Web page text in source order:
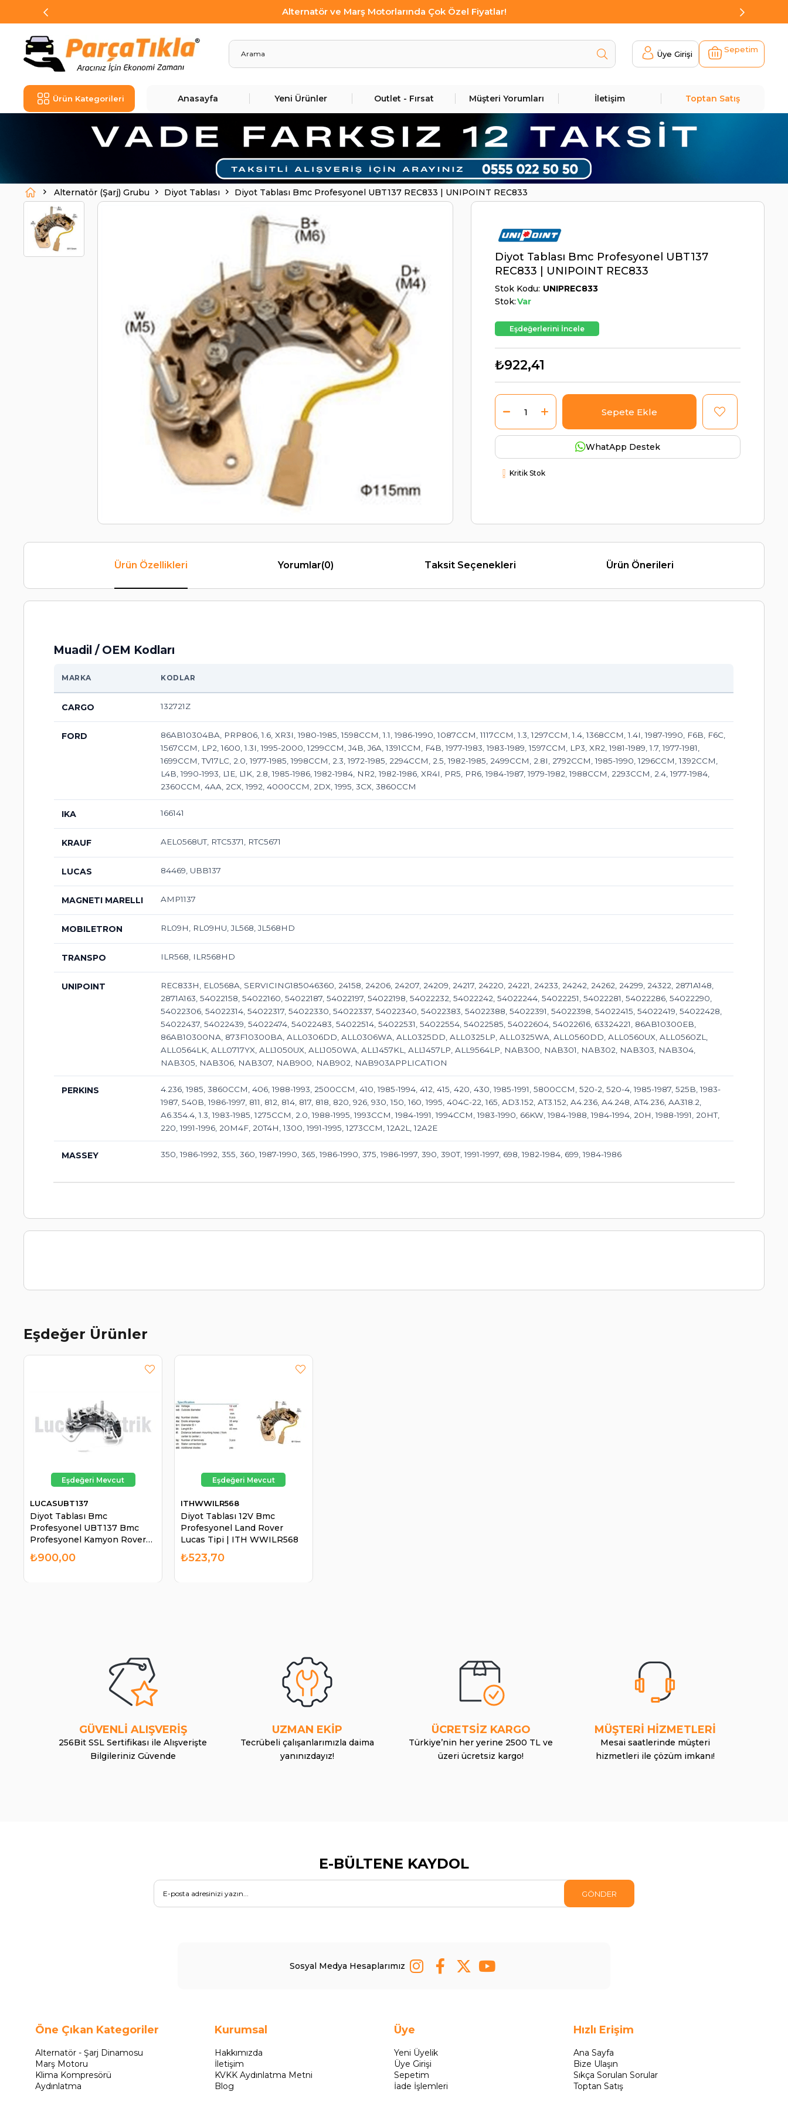
Alternatör ve Marş Motorlarında Çok Özel Fiyatlar!
Üye Girişi Sepetim
Ürün Kategorileri Anasayfa Yeni Ürünler Outlet - Fırsat Müşteri Yorumları İletişim Toptan Satış
Alternatör (Şarj) Grubu Diyot Tablası Diyot Tablası Bmc Profesyonel UBT137 REC833 | UNIPOINT REC833
Diyot Tablası Bmc Profesyonel UBT137
REC833 | UNIPOINT REC833
Stok Kodu UNIPREC833
Stok:Var
Eşdeğerlerini İncele
₺922,41
WhatApp Destek
Kritik Stok
Ürün Özellikleri Yorumlar(0) Taksit Seçenekleri Ürün Önerileri
Muadil / OEM Kodları
MARKA KODLAR
CARGO 132721Z
FORD
86AB10304BA, PRP806, 1.6, XR3I, 1980-1985, 1598CCM, 1.1, 1986-1990, 1087CCM, 1117CCM, 1.3, 1297CCM, 1.4, 1368CCM, 1.4I, 1987-1990, F6B, F6C,
1567CCM, LP2, 1600, 1.3I, 1995-2000, 1299CCM, J4B, J6A, 1391CCM, F4B, 1977-1983, 1983-1989, 1597CCM, LP3, XR2, 1981-1989, 1.7, 1977-1981,
1699CCM, TV17LC, 2.0, 1977-1985, 1998CCM, 2.3, 1972-1985, 2294CCM, 2.5, 1982-1985, 2499CCM, 2.8I, 2792CCM, 1985-1990, 1296CCM, 1392CCM,
L4B, 1990-1993, L1E, L1K, 2.8, 1985-1986, 1982-1984, NR2, 1982-1986, XR4I, PR5, PR6, 1984-1987, 1979-1982, 1988CCM, 2293CCM, 2.4, 1977-1984,
2360CCM, 4AA, 2CX, 1992, 4000CCM, 2DX, 1995, 3CX, 3860CCM
IKA 166141
KRAUF AEL0568UT, RTC5371, RTC5671
LUCAS 84469, UBB137
MAGNETI MARELLI AMP1137
MOBILETRON RL09H, RL09HU, JL568, JL568HD
TRANSPO ILR568, ILR568HD
UNIPOINT
REC833H, EL0568A, SERVICING185046360, 24158, 24206, 24207, 24209, 24217, 24220, 24221, 24233, 24242, 24262, 24299, 24322, 2871A148,
2871A163, 54022158, 54022160, 54022187, 54022197, 54022198, 54022232, 54022242, 54022244, 54022251, 54022281, 54022286, 54022290,
54022306, 54022314, 54022317, 54022330, 54022337, 54022340, 54022383, 54022388, 54022391, 54022398, 54022415, 54022419, 54022428,
54022437, 54022439, 54022474, 54022483, 54022514, 54022531, 54022554, 54022585, 54022604, 54022616, 63324221, 86AB10300EB,
86AB10300NA, 873F10300BA, ALL0306DD, ALL0306WA, ALL0325DD, ALL0325LP, ALL0325WA, ALL0560DD, ALL0560UX, ALL0560ZL,
ALL0564LK, ALL0717YX, ALL1050UX, ALL1050WA, ALL1457KL, ALL1457LP, ALL9564LP, NAB300, NAB301, NAB302, NAB303, NAB304,
NAB305, NAB306, NAB307, NAB900, NAB902, NAB903APPLICATION
PERKINS
4.236, 1985, 3860CCM, 406, 1988-1993, 2500CCM, 410, 1985-1994, 412, 415, 420, 430, 1985-1991, 5800CCM, 520-2, 520-4, 1985-1987, 525B, 1983-
1987, 540B, 1986-1997, 811, 812, 814, 817, 818, 820, 926, 930, 150, 160, 1995, 404C-22, 165, AD3.152, AT3.152, A4.236, A4.248, AT4.236, AA318.2,
A6.354.4, 1.3, 1983-1985, 1275CCM, 2.0, 1988-1995, 1993CCM, 1984-1991, 1994CCM, 1983-1990, 66KW, 1984-1988, 1984-1994, 20H, 1988-1991, 20HT,
220, 1991-1996, 20M4F, 20T4H, 1300, 1991-1995, 1273CCM, 12A2L, 12A2E
MASSEY 350, 1986-1992, 355, 360, 1987-1990, 365, 1986-1990, 375, 1986-1997, 390, 390T, 1991-1997, 698, 1982-1984, 699, 1984-1986
Eşdeğer Ürünler
Diyot Tablası Bmc
Profesyonel UBT137 Bmc
Profesyonel Kamyon Rover
Rower | LUCAS UBT137
LUCASUBT137
₺900,00
Diyot Tablası 12V Bmc
Profesyonel Land Rover
Lucas Tipi | ITH WWILR568
ITHWWILR568
₺523,70
GÜVENLİ ALIŞVERİŞ
256Bit SSL Sertifikası ile Alışverişte
Bilgileriniz Güvende
UZMAN EKİP
Tecrübeli çalışanlarımızla daima
yanınızdayız!
ÜCRETSİZ KARGO
Türkiye’nin her yerine 2500 TL ve
üzeri ücretsiz kargo!
MÜŞTERİ HİZMETLERİ
Mesai saatlerinde müşteri
hizmetleri ile çözüm imkanı!
E-BÜLTENE KAYDOL
GÖNDER
Sosyal Medya Hesaplarımız
Öne Çıkan Kategoriler
Alternatör - Şarj Dinamosu
Marş Motoru
Klima Kompresörü
Aydınlatma
Kurumsal
Hakkımızda
İletişim
KVKK Aydınlatma Metni
Blog
Üye
Yeni Üyelik
Üye Girişi
Sepetim
İade İşlemleri
Hızlı Erişim
Ana Sayfa
Bize Ulaşın
Sıkça Sorulan Sorular
Toptan Satış